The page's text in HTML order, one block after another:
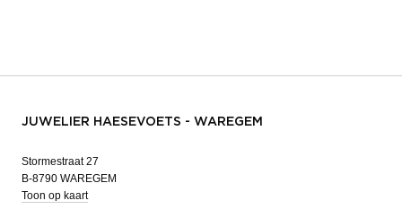
JUWELIER HAESEVOETS - WAREGEM
Stormestraat 27
B-8790 WAREGEM
Toon op kaart